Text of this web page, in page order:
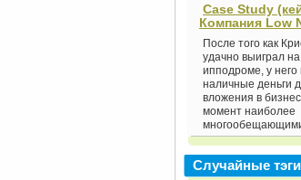
Case Study
Компания Low
После того как
удачно выиграл на
ипподроме, у него
наличные деньги
вложения в
момент наиболее
Случайные тэги